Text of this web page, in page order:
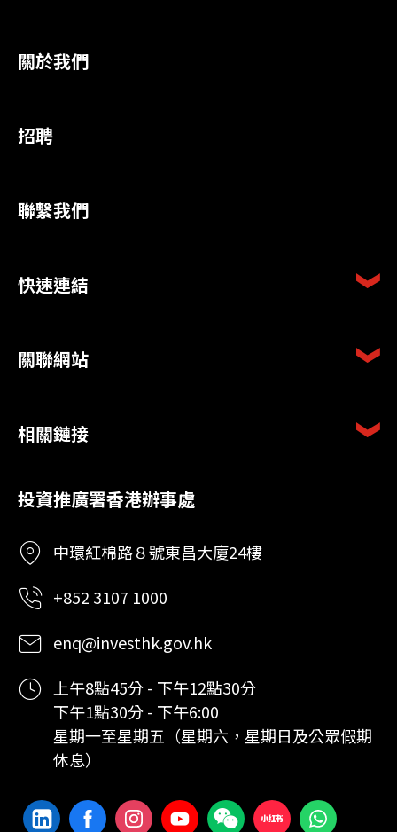
關於我們
招聘
聯繫我們
快速連結
關聯網站
相關鏈接
投資推廣署香港辦事處
中環紅棉路８號東昌大廈24樓
+852 3107 1000
enq@investhk.gov.hk
上午8點45分 - 下午12點30分
下午1點30分 - 下午6:00
星期一至星期五（星期六，星期日及公眾假期
休息）